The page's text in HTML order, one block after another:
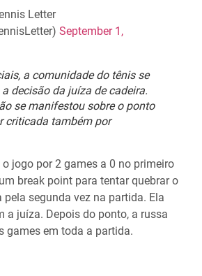
Letter
September 1,
a comunidade do tênis se
decisão da juíza de cadeira.
se manifestou sobre o ponto
criticada também por
jogo por 2 games a 0 no primeiro
break point para tentar quebrar o
segunda vez na partida. Ela
a juíza. Depois do ponto, a russa
games em toda a partida.